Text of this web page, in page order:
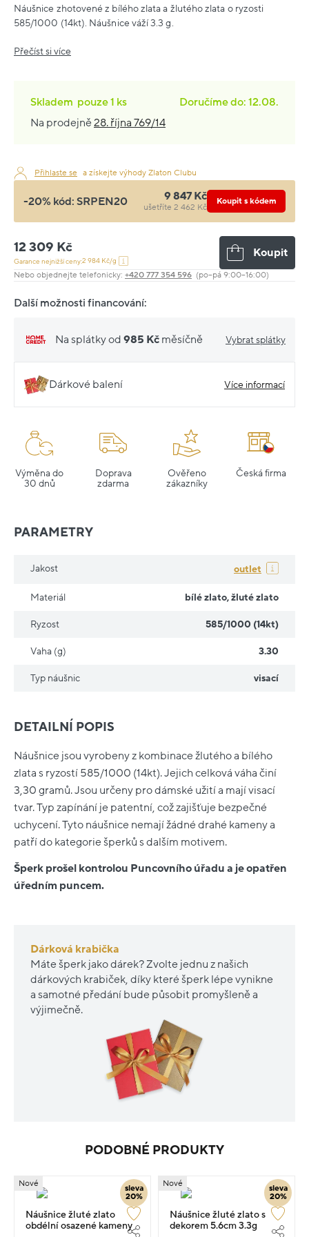
Náušnice zhotovené z bílého zlata a žlutého zlata o ryzosti
585/1000 (14kt). Náušnice váží 3.3 g.
Přečíst si více
Skladem pouze1 ks
Doručíme do: 12.08.
Na prodejně28. října 769/14
Přihlaste se a získejte výhody Zlaton Clubu
-20% kód: SRPEN20 9 847 Kč
ušetříte 2 462 Kč
Koupit s kódem
12 309 Kč
Garance nejnižší ceny:2 984 Kč/g
Koupit
Nebo objednejte telefonicky: +420 777 354 596 (po–pá 9:00–16:00)
Další možnosti financování:
Na splátky od 985 Kč měsíčně Vybrat splátky
Dárkové balení Více informací
Výměna do
30 dnů
Doprava
zdarma
Ověřeno
zákazníky
Česká firma
DETAILNÍ POPIS
Náušnice jsou vyrobeny z kombinace žlutého a bílého
zlata s ryzostí 585/1000 (14kt). Jejich celková váha činí
3,30 gramů. Jsou určeny pro dámské užití a mají visací
tvar. Typ zapínání je patentní, což zajišťuje bezpečné
uchycení. Tyto náušnice nemají žádné drahé kameny a
patří do kategorie šperků s dalším motivem.
Šperk prošel kontrolou Puncovního úřadu a je opatřen
úředním puncem.
Dárková krabička
Máte šperk jako dárek? Zvolte jednu z našich
dárkových krabiček, díky které šperk lépe vynikne
a samotné předání bude působit promyšleně a
výjimečně.
PARAMETRY
Jakost outlet
Materiál bílé zlato, žluté zlato
Ryzost 585/1000 (14kt)
Vaha (g) 3.30
Typ náušnic visací
PODOBNÉ PRODUKTY
sleva
20%
Nové
Náušnice žluté zlato
obdélní osazené kameny
sleva
20%
Nové
Náušnice žluté zlato s
dekorem 5.6cm 3.3g